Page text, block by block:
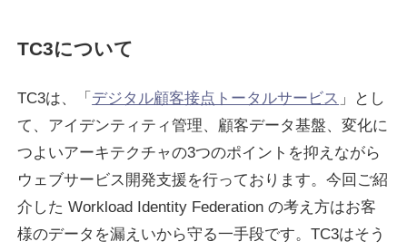
TC3について
TC3は、「 デジタル顧客接点トータルサービス 」とし
て、アイデンティティ管理、顧客データ基盤、変化に
つよいアーキテクチャの3つのポイントを抑えながら
ウェブサービス開発支援を行っております。今回ご紹
介した Workload Identity Federation の考え方はお客
様のデータを漏えいから守る一手段です。TC3はそう